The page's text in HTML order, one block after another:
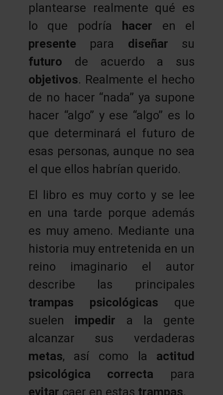
plantearse realmente qué es
lo que podría hacer en el
presente para diseñar su
futuro de acuerdo a sus
objetivos. Realmente el hecho
de no hacer “nada” ya supone
hacer “algo” y ese “algo” es lo
que determinará el futuro de
esas personas, aunque no sea
el que ellos habrían querido.
El libro es muy corto y se lee
en una tarde porque además
es muy ameno. Mediante una
historia muy entretenida en un
reino imaginario el autor
describe las principales
trampas psicológicas que
suelen impedir a la gente
alcanzar sus verdaderas
metas, así como la actitud
psicológica correcta para
evitar caer en estas trampas.